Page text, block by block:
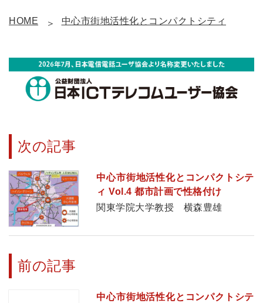
HOME 中心市街地活性化とコンパクトシティ
次の記事
中心市街地活性化とコンパクトシテ
ィ Vol.4 都市計画で性格付け
関東学院大学教授 横森豊雄
前の記事
中心市街地活性化とコンパクトシテ